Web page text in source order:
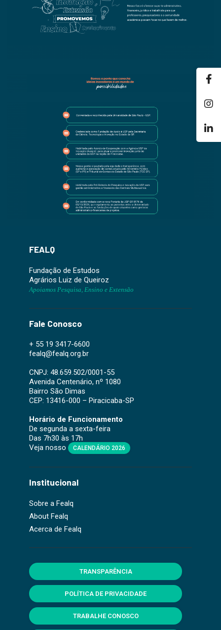
FEALQ
Fundação de Estudos
Agrários Luiz de Queiroz
Apoiamos Pesquisa, Ensino e Extensão
Fale Conosco
+ 55 19 3417-6600
fealq@fealq.org.br
CNPJ: 48.659.502/0001-55
Avenida Centenário, nº 1080
Bairro São Dimas
CEP: 13416-000 – Piracicaba-SP
Horário de Funcionamento
De segunda a sexta-feira
Das 7h30 às 17h
Veja nosso
CALENDÁRIO 2026
Institucional
Sobre a Fealq
About Fealq
Acerca de Fealq
TRANSPARÊNCIA
POLÍTICA DE PRIVACIDADE
TRABALHE CONOSCO